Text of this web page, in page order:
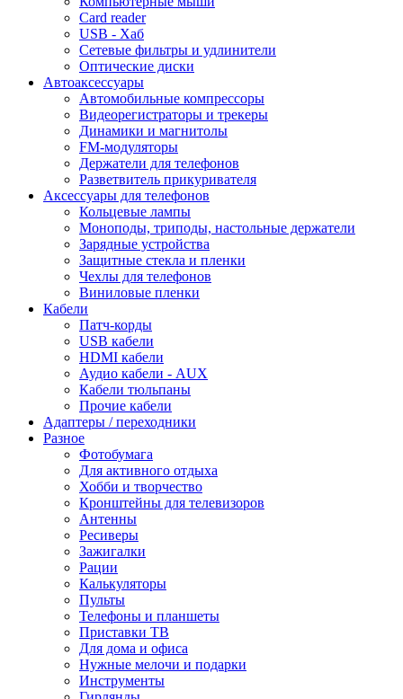
Card reader
USB - Xaб
Сетевые фильтры и удлинители
Оптические диски
Автоаксессуары
Автомобильные компрессоры
Видеорегистраторы и трекеры
Динамики и магнитолы
FM-модуляторы
Держатели для телефонов
Разветвитель прикуривателя
Аксессуары для телефонов
Кольцевые лампы
Моноподы, триподы, настольные держатели
Зарядные устройства
Защитные стекла и пленки
Чехлы для телефонов
Виниловые пленки
Кабели
Патч-корды
USB кабели
HDMI кабели
Аудио кабели - AUX
Кабели тюльпаны
Прочие кабели
Адаптеры / переходники
Разное
Фотобумага
Для активного отдыха
Хобби и творчество
Кронштейны для телевизоров
Антенны
Ресиверы
Зажигалки
Рации
Калькуляторы
Пульты
Телефоны и планшеты
Приставки ТВ
Для дома и офиса
Нужные мелочи и подарки
Инструменты